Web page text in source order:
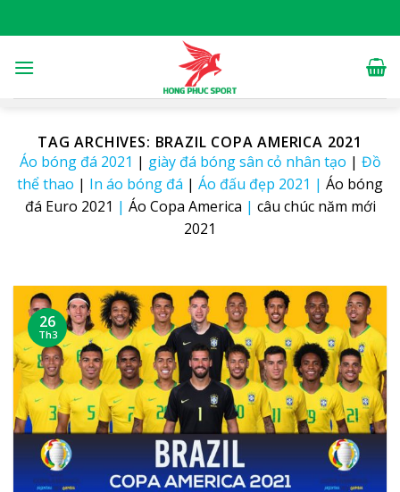
to
TAG ARCHIVES: BRAZIL COPA AMERICA 2021
Áo bóng đá 2021 | giày đá bóng sân cỏ nhân tạo | Đồ
thể thao | In áo bóng đá | Áo đấu đẹp 2021 | Áo bóng
đá Euro 2021 | Áo Copa America | câu chúc năm mới
2021
26
Th3